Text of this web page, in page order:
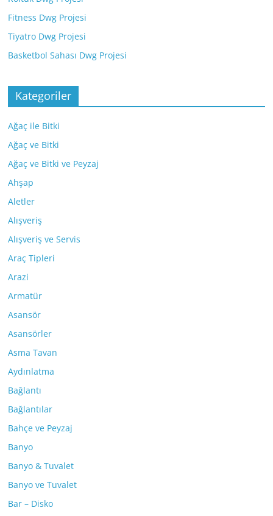
Fitness Dwg Projesi
Tiyatro Dwg Projesi
Basketbol Sahası Dwg Projesi
Kategoriler
Ağaç ile Bitki
Ağaç ve Bitki
Ağaç ve Bitki ve Peyzaj
Ahşap
Aletler
Alışveriş
Alışveriş ve Servis
Araç Tipleri
Arazi
Armatür
Asansör
Asansörler
Asma Tavan
Aydınlatma
Bağlantı
Bağlantılar
Bahçe ve Peyzaj
Banyo
Banyo & Tuvalet
Banyo ve Tuvalet
Bar – Disko